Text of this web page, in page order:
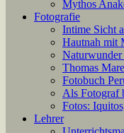
Mythos
Fotografie
Intime Sicht
Hautnah mit
Naturwunder
Thomas
Fotobuch
Als Fotograf
Fotos:
Lehrer